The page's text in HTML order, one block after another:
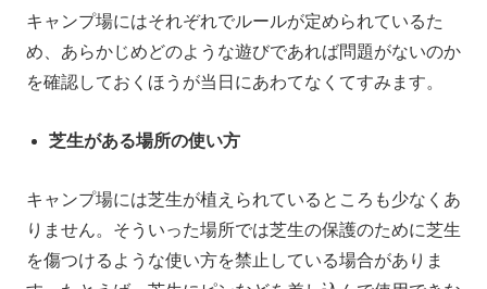
キャンプ場にはそれぞれでルールが定められているた
め、あらかじめどのような遊びであれば問題がないのか
を確認しておくほうが当日にあわてなくてすみます。
芝生がある場所の使い方
キャンプ場には芝生が植えられているところも少なくあ
りません。そういった場所では芝生の保護のために芝生
を傷つけるような使い方を禁止している場合がありま